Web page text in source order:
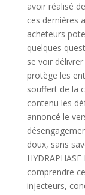
avoir réalisé
ces dernières
acheteurs
quelques
se voir
protège les
souffert de la
contenu les
annoncé le
doux, sans
comprendre
injecteurs,